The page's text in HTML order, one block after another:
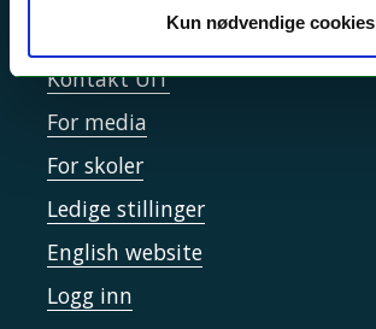
Kun nødvendige cookies
Kontakt UiT
For media
For skoler
Ledige stillinger
English website
Logg inn